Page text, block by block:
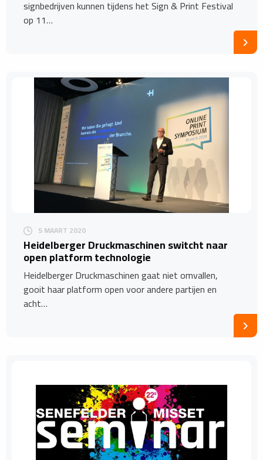
signbedrijven kunnen tijdens het Sign & Print Festival
op 11…
5 MAART 2020
Heidelberger Druckmaschinen switcht naar
open platform technologie
Heidelberger Druckmaschinen gaat niet omvallen,
gooit haar platform open voor andere partijen en
acht…